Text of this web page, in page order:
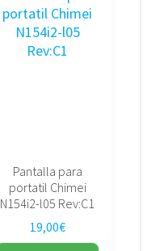
Pantalla para
portatil Chimei
N154i2-l05 Rev:C1
19,00€